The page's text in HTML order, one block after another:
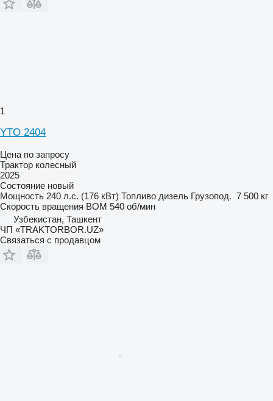
1
YTO 2404
Цена по запросу
Трактор колесный
2025
Состояние новый
Мощность 240 л.с. (176 кВт) Топливо дизель Грузопод. 7 500 кг
Скорость вращения ВОМ 540 об/мин
Узбекистан, Ташкент
ЧП «TRAKTORBOR.UZ»
Связаться с продавцом